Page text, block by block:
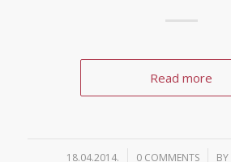
Read more
18.04.2014.
/ 0 COMMENTS
/ BY